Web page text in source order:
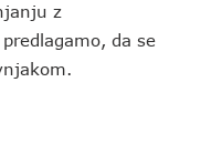
z
da se